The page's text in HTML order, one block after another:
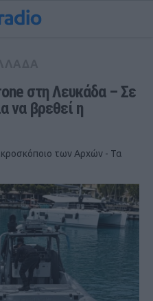
στη Λευκάδα – Σε
να βρεθεί η
των Αρχών - Τα